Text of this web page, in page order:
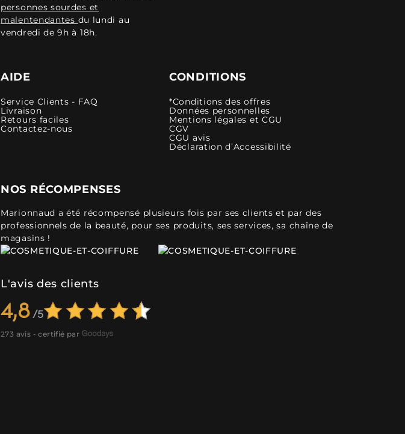
personnes sourdes et
malentendantes du lundi au
vendredi de 9h à 18h.
AIDE
Service Clients - FAQ
Livraison
Retours faciles
Contactez-nous
CONDITIONS
*Conditions des offres
Données personnelles
Mentions légales et CGU
CGV
CGU avis
Déclaration d’Accessibilité
NOS RÉCOMPENSES
Marionnaud a été récompensé plusieurs fois par ses clients et par des
professionnels de la beauté, pour ses produits, ses services, sa chaîne de
magasins !
L'avis des clients
4,8
273 avis - certifié par